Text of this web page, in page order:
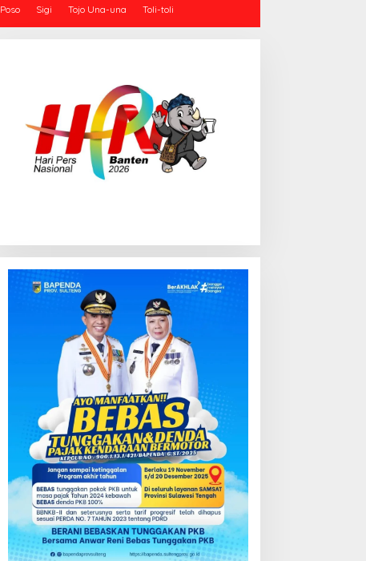
Poso Sigi Tojo Una-una Toli-toli
Kondisi Perkembangan
Sektor Asuransi,
Penjaminan dan Dana
Pensiun Juni 2026
Kredit Perbankan Tumbuh
12,67 Persen, Kualitas Aset
dan Ketahanan Modal
Tetap Kokoh Juni 2026